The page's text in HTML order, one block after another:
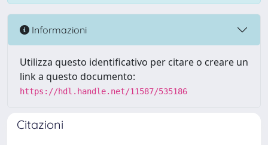
Informazioni
Utilizza questo identificativo per citare o creare un
link a questo documento:
https://hdl.handle.net/11587/535186
Citazioni